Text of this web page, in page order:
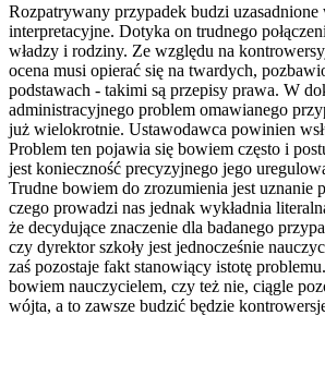
Rozpatrywany przypadek budzi
interpretacyjne. Dotyka on trudnego
władzy i rodziny. Ze względu na
ocena musi opierać się na twardych,
podstawach - takimi są przepisy prawa. W
administracyjnego problem omawianego
już wielokrotnie. Ustawodawca powinien
Problem ten pojawia się bowiem często i
jest konieczność precyzyjnego jego
Trudne bowiem do zrozumienia jest uznanie
czego prowadzi nas jednak wykładnia
że decydujące znaczenie dla badanego
czy dyrektor szkoły jest jednocześnie
zaś pozostaje fakt stanowiący istotę
bowiem nauczycielem, czy też nie, ciągle
wójta, a to zawsze budzić będzie